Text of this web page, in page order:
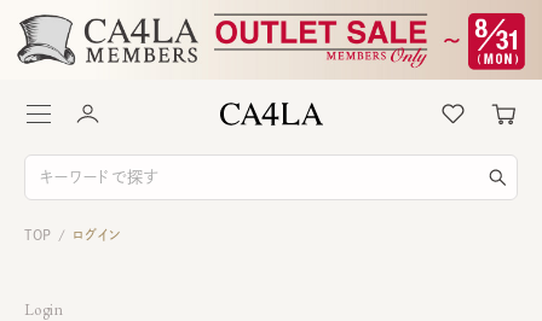
TOP / ログイン
Login